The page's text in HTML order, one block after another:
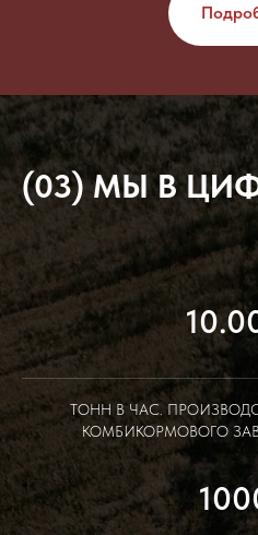
(03) МЫ В
ТОНН В ЧАС.
КОМБИКОРМОВОГО